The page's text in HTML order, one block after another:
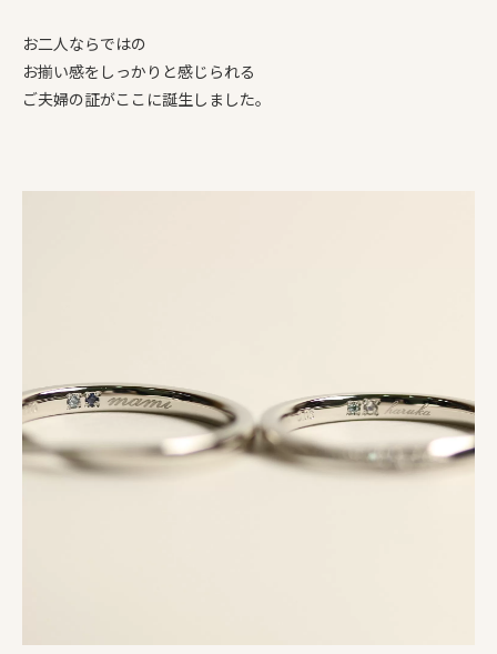
お二人ならではの
お揃い感をしっかりと感じられる
ご夫婦の証がここに誕生しました。